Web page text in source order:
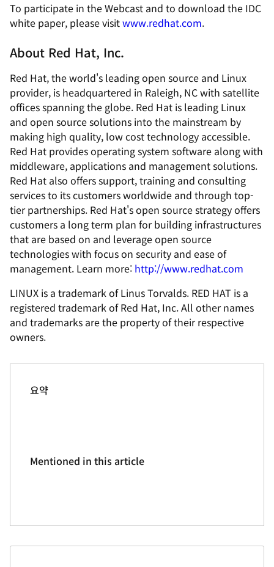
To participate in the Webcast and to download the IDC
white paper, please visitwww.redhat.com.
About Red Hat, Inc.
Red Hat, the world's leading open source and Linux
provider, is headquartered in Raleigh, NC with satellite
offices spanning the globe. Red Hat is leading Linux
and open source solutions into the mainstream by
making high quality, low cost technology accessible.
Red Hat provides operating system software along with
middleware, applications and management solutions.
Red Hat also offers support, training and consulting
services to its customers worldwide and through top-
tier partnerships. Red Hat's open source strategy offers
customers a long term plan for building infrastructures
that are based on and leverage open source
technologies with focus on security and ease of
management. Learn more: http://www.redhat.com
LINUX is a trademark of Linus Torvalds. RED HAT is a
registered trademark of Red Hat, Inc. All other names
and trademarks are the property of their respective
owners.
요약
Mentioned in this article